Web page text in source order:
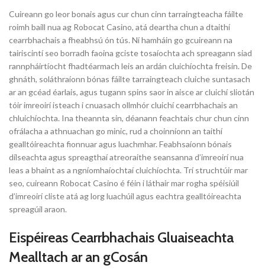
Cuireann go leor bonais agus cur chun cinn tarraingteacha fáilte
roimh baill nua ag Robocat Casino, atá deartha chun a dtaithí
cearrbhachais a fheabhsú ón tús. Ní hamháin go gcuireann na
tairiscintí seo borradh faoina gciste tosaíochta ach spreagann siad
rannpháirtíocht fhadtéarmach leis an ardán cluichíochta freisin. De
ghnáth, soláthraíonn bónas fáilte tarraingteach cluiche suntasach
ar an gcéad éarlais, agus tugann spins saor in aisce ar cluichí sliotán
tóir imreoirí isteach i cnuasach ollmhór cluichí cearrbhachais an
chluichíochta. Ina theannta sin, déanann feachtais chur chun cinn
ofrálacha a athnuachan go minic, rud a choinníonn an taithí
gealltóireachta fionnuar agus luachmhar. Feabhsaíonn bónais
dílseachta agus spreagthaí atreoraithe seansanna d’imreoirí nua
leas a bhaint as a ngníomhaíochtaí cluichíochta. Trí struchtúir mar
seo, cuireann Robocat Casino é féin i láthair mar rogha spéisiúil
d’imreoirí cliste atá ag lorg luachúil agus eachtra gealltóireachta
spreagúil araon.
Eispéireas Cearrbhachais Gluaiseachta
Mealltach ar an gCosán